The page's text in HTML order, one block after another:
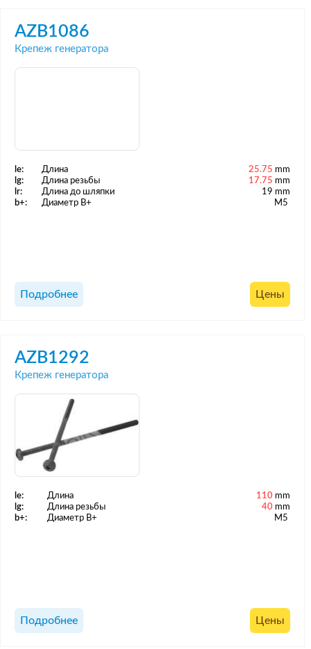
AZB1086
Крепеж генератора
le: Длина 25.75 mm
lg:
Длина резьбы 17.75 mm
lr:
Длина до шляпки
19 mm
b+:
Диаметр B+ M5
Подробнее Цены
AZB1292
Крепеж генератора
le: Длина 110 mm
lg:
Длина резьбы 40 mm
b+:
Диаметр B+ M5
Подробнее Цены